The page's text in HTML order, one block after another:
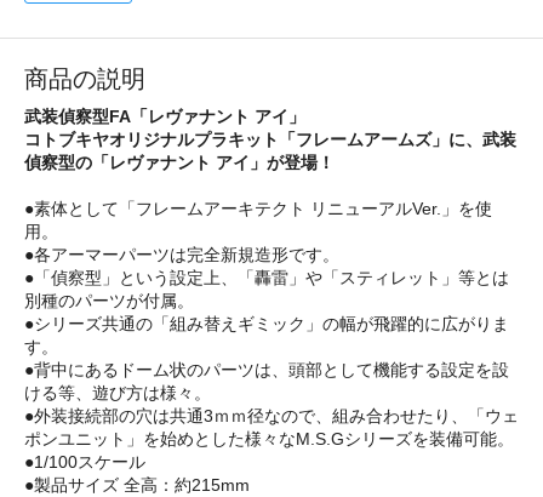
商品の説明
武装偵察型FA「レヴァナント アイ」
コトブキヤオリジナルプラキット「フレームアームズ」に、武装
偵察型の「レヴァナント アイ」が登場！
●素体として「フレームアーキテクト リニューアルVer.」を使
用。
●各アーマーパーツは完全新規造形です。
●「偵察型」という設定上、「轟雷」や「スティレット」等とは
別種のパーツが付属。
●シリーズ共通の「組み替えギミック」の幅が飛躍的に広がりま
す。
●背中にあるドーム状のパーツは、頭部として機能する設定を設
ける等、遊び方は様々。
●外装接続部の穴は共通3ｍｍ径なので、組み合わせたり、「ウェ
ポンユニット」を始めとした様々なM.S.Gシリーズを装備可能。
●1/100スケール
●製品サイズ 全高：約215mm